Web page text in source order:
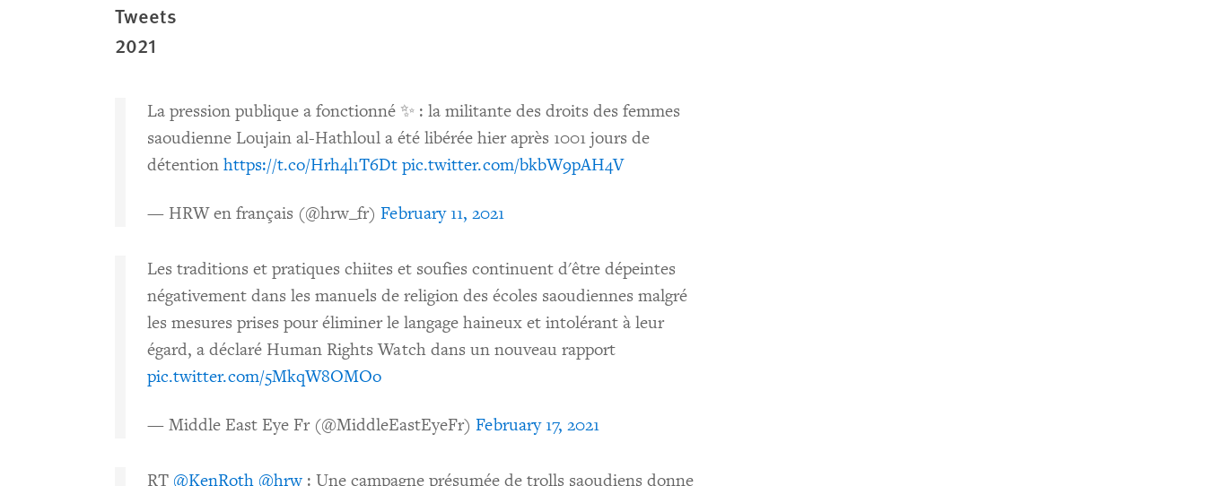
Tweets
2021
La pression publique a fonctionné ✨ : la militante des droits des femmes
saoudienne Loujain al-Hathloul a été libérée hier après 1001 jours de
détention https://t.co/Hrh4l1T6Dt pic.twitter.com/bkbW9pAH4V
— HRW en français (@hrw_fr) February 11, 2021
Les traditions et pratiques chiites et soufies continuent d'être dépeintes
négativement dans les manuels de religion des écoles saoudiennes malgré
les mesures prises pour éliminer le langage haineux et intolérant à leur
égard, a déclaré Human Rights Watch dans un nouveau rapport
pic.twitter.com/5MkqW8OMOo
— Middle East Eye Fr (@MiddleEastEyeFr) February 17, 2021
RT @KenRoth @hrw : Une campagne présumée de trolls saoudiens donne